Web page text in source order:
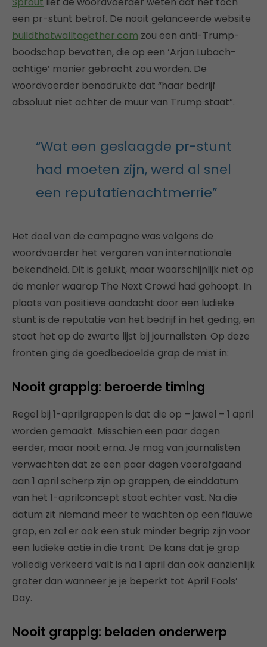
een pr-stunt betrof. De nooit gelanceerde website
buildthatwalltogether.com zou een anti-Trump-
boodschap bevatten, die op een ‘Arjan Lubach-
achtige’ manier gebracht zou worden. De
woordvoerder benadrukte dat “haar bedrijf
absoluut niet achter de muur van Trump staat”.
“Wat een geslaagde pr-stunt
had moeten zijn, werd al snel
een reputatienachtmerrie”
Het doel van de campagne was volgens de
woordvoerder het vergaren van internationale
bekendheid. Dit is gelukt, maar waarschijnlijk niet op
de manier waarop The Next Crowd had gehoopt. In
plaats van positieve aandacht door een ludieke
stunt is de reputatie van het bedrijf in het geding, en
staat het op de zwarte lijst bij journalisten. Op deze
fronten ging de goedbedoelde grap de mist in:
Nooit grappig: beroerde timing
Regel bij 1-aprilgrappen is dat die op – jawel – 1 april
worden gemaakt. Misschien een paar dagen
eerder, maar nooit erna. Je mag van journalisten
verwachten dat ze een paar dagen voorafgaand
aan 1 april scherp zijn op grappen, de einddatum
van het 1-aprilconcept staat echter vast. Na die
datum zit niemand meer te wachten op een flauwe
grap, en zal er ook een stuk minder begrip zijn voor
een ludieke actie in die trant. De kans dat je grap
volledig verkeerd valt is na 1 april dan ook aanzienlijk
groter dan wanneer je je beperkt tot April Fools’
Day.
Nooit grappig: beladen onderwerp